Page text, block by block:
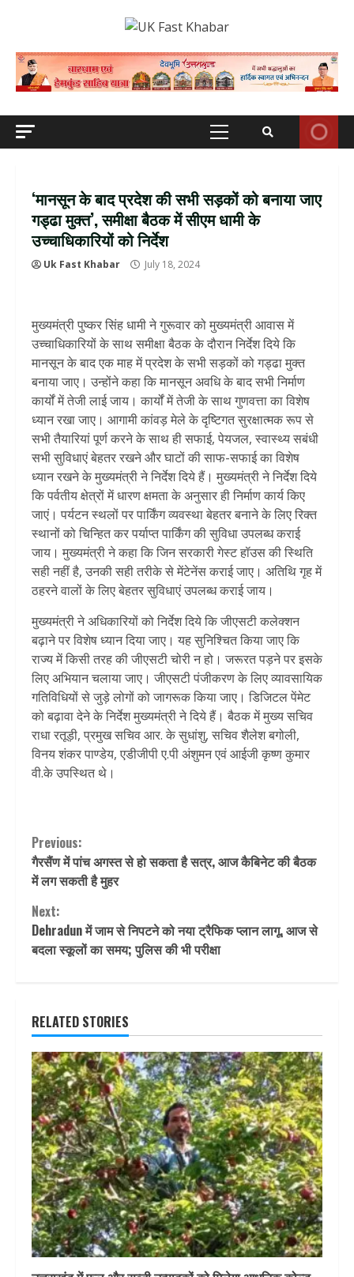
Primary
‘मानसून के बाद प्रदेश की सभी सड़कों को बनाया जाए
गड्ढा मुक्त’, समीक्षा बैठक में सीएम धामी के
उच्चाधिकारियों को निर्देश
Uk Fast Khabar July 18, 2024
मुख्यमंत्री पुष्कर सिंह धामी ने गुरूवार को मुख्यमंत्री आवास में
उच्चाधिकारियों के साथ समीक्षा बैठक के दौरान निर्देश दिये कि
मानसून के बाद एक माह में प्रदेश के सभी सड़कों को गड्ढा मुक्त
बनाया जाए। उन्होंने कहा कि मानसून अवधि के बाद सभी निर्माण
कार्यों में तेजी लाई जाय। कार्यों में तेजी के साथ गुणवत्ता का विशेष
ध्यान रखा जाए। आगामी कांवड़ मेले के दृष्टिगत सुरक्षात्मक रूप से
सभी तैयारियां पूर्ण करने के साथ ही सफाई, पेयजल, स्वास्थ्य सबंधी
सभी सुविधाएं बेहतर रखने और घाटों की साफ-सफाई का विशेष
ध्यान रखने के मुख्यमंत्री ने निर्देश दिये हैं। मुख्यमंत्री ने निर्देश दिये
कि पर्वतीय क्षेत्रों में धारण क्षमता के अनुसार ही निर्माण कार्य किए
जाएं। पर्यटन स्थलों पर पार्किंग व्यवस्था बेहतर बनाने के लिए रिक्त
स्थानों को चिन्हित कर पर्याप्त पार्किंग की सुविधा उपलब्ध कराई
जाय। मुख्यमंत्री ने कहा कि जिन सरकारी गेस्ट हॉउस की स्थिति
सही नहीं है, उनकी सही तरीके से मेंटेनेंस कराई जाए। अतिथि गृह में
ठहरने वालों के लिए बेहतर सुविधाएं उपलब्ध कराई जाय।
मुख्यमंत्री ने अधिकारियों को निर्देश दिये कि जीएसटी कलेक्शन
बढ़ाने पर विशेष ध्यान दिया जाए। यह सुनिश्चित किया जाए कि
राज्य में किसी तरह की जीएसटी चोरी न हो। जरूरत पड़ने पर इसके
लिए अभियान चलाया जाए। जीएसटी पंजीकरण के लिए व्यावसायिक
गतिविधियों से जुड़े लोगों को जागरूक किया जाए। डिजिटल पेंमेट
को बढ़ावा देने के निर्देश मुख्यमंत्री ने दिये हैं। बैठक में मुख्य सचिव
राधा रतूड़ी, प्रमुख सचिव आर. के सुधांशु, सचिव शैलेश बगोली,
विनय शंकर पाण्डेय, एडीजीपी ए.पी अंशुमन एवं आईजी कृष्ण कुमार
वी.के उपस्थित थे।
Continue
Reading
Previous:
गैरसैंण में पांच अगस्त से हो सकता है सत्र, आज कैबिनेट की बैठक
में लग सकती है मुहर
Next:
Dehradun में जाम से निपटने को नया ट्रैफ‍िक प्‍लान लागू, आज से
बदला स्कूलों का समय; पुलिस की भी परीक्षा
RELATED STORIES